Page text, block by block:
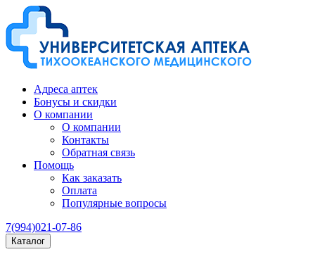
Адреса аптек
Бонусы и скидки
О компании
О компании
Контакты
Обратная связь
Помощь
Как заказать
Оплата
Популярные вопросы
7(994)021-07-86
Каталог